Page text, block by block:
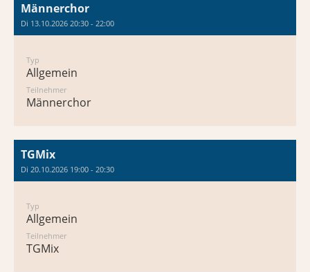
Männerchor
Di 13.10.2026 20:30 - 22:00
Typ
Allgemein
Teilnehmer
Männerchor
TGMix
Di 20.10.2026 19:00 - 20:30
Typ
Allgemein
Teilnehmer
TGMix